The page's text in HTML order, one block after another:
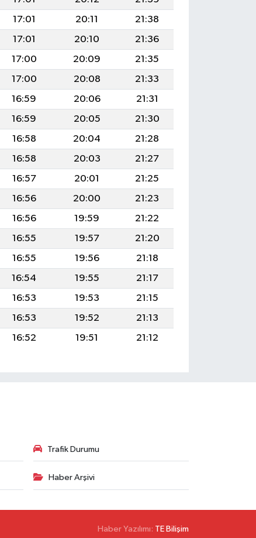
17:01 20:11
21:38
17:01 20:10
21:36
17:00 20:09
21:35
17:00 20:08
21:33
16:59 20:06
21:31
16:59 20:05
21:30
16:58 20:04
21:28
16:58 20:03
21:27
16:57 20:01
21:25
16:56 20:00
21:23
16:56 19:59
21:22
16:55 19:57
21:20
16:55 19:56
21:18
16:54 19:55
21:17
16:53 19:53
21:15
16:53 19:52
21:13
16:52 19:51 21:12
Trafik Durumu
Haber Arşivi
Haber Yazılımı: TE Bilişim